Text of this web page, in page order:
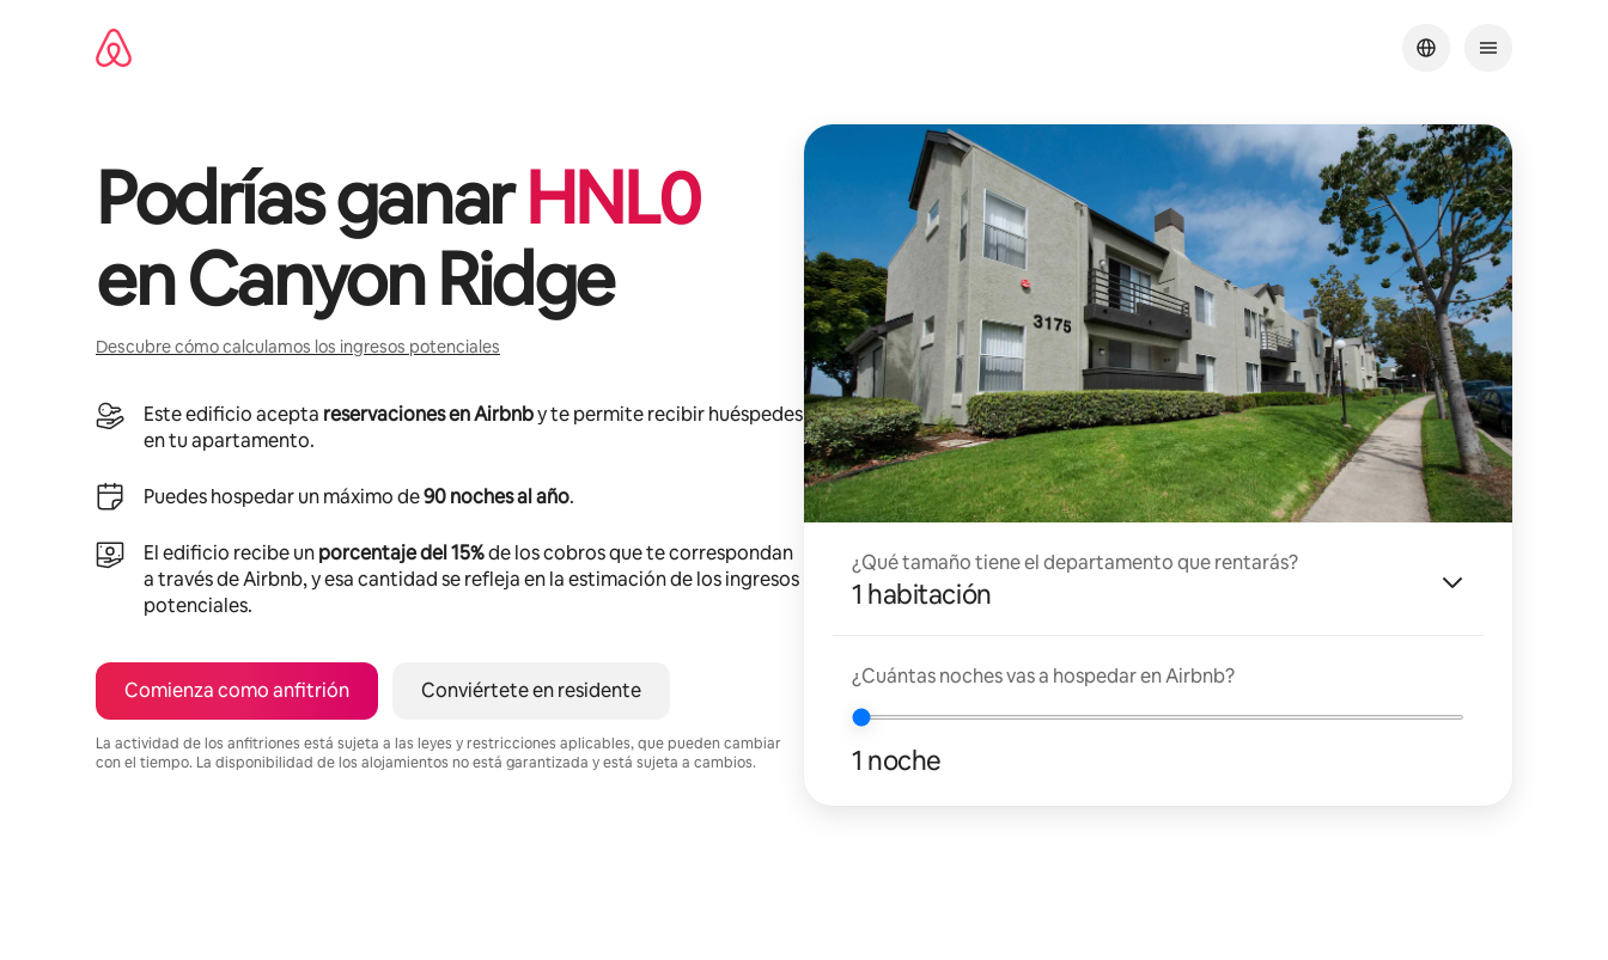
Podrías ganarHNL0
enCanyon Ridge
Descubre cómo calculamos los ingresos potenciales
Este edificio acepta reservaciones en Airbnby te permite recibir huéspedes
en tu apartamento.
Puedes hospedar un máximo de90 noches al año.
El edificio recibe unporcentaje del 15%de los cobros que te correspondan
a través de Airbnb, y esa cantidad se refleja en la estimación de los ingresos
potenciales.
Comienza como anfitrión Conviértete en residente
La actividad de los anfitriones está sujeta a las leyes y restricciones aplicables, que pueden cambiar
con el tiempo. La disponibilidad de los alojamientos no está garantizada y está sujeta a cambios.
¿Qué tamaño tiene el departamento que rentarás?
1 habitación
¿Cuántas noches vas a hospedar en Airbnb?
1 noche